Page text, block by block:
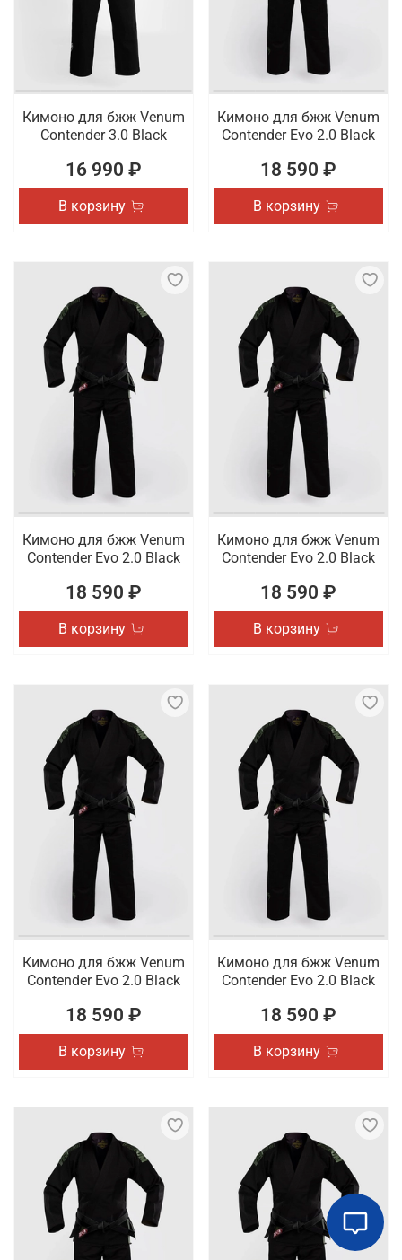
Кимоно для бжж Venum
Contender 3.0 Black
16 990 ₽
В корзину
Кимоно для бжж Venum
Contender Evo 2.0 Black
18 590 ₽
В корзину
Кимоно для бжж Venum
Contender Evo 2.0 Black
18 590 ₽
В корзину
Кимоно для бжж Venum
Contender Evo 2.0 Black
18 590 ₽
В корзину
Кимоно для бжж Venum
Contender Evo 2.0 Black
18 590 ₽
В корзину
Кимоно для бжж Venum
Contender Evo 2.0 Black
18 590 ₽
В корзину